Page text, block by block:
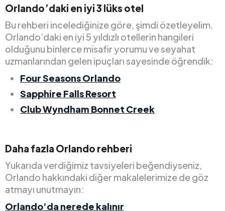
Orlando’daki en iyi 3 lüks otel
Bu rehberi incelediğinize göre, şimdi özetleyelim.
Orlando’daki en iyi 5 yıldızlı otellerin hangileri
olduğunu binlerce misafir yorumu ve seyahat
uzmanlarından gelen ipuçları sayesinde öğrendik:
Four Seasons Orlando
Sapphire Falls Resort
Club Wyndham Bonnet Creek
Daha fazla Orlando rehberi
Yukarıda verdiğimiz tavsiyeleri beğendiyseniz,
Orlando hakkındaki diğer makalelerimize de göz
atmayı unutmayın:
Orlando’da nerede kalınır